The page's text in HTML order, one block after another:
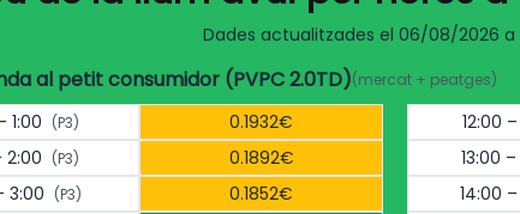
Dades actualitzades el 06/08/2026 a
al petit consumidor (PVPC 2.0TD)(mercat + peatges)
1:00 (P3)
0.1932€
2:00 (P3)
0.1892€
3:00 (P3)
0.1852€
12:00
13:00
14:00 –